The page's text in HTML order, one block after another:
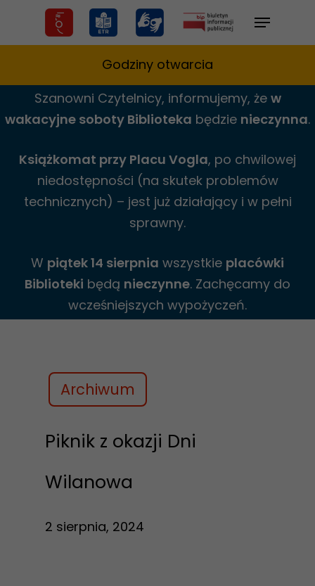
Menu
Godziny otwarcia
Szanowni Czytelnicy, informujemy, że w
wakacyjne soboty Biblioteka będzie nieczynna.
Książkomat przy Placu Vogla, po chwilowej
niedostępności (na skutek problemów
technicznych) – jest już działający i w pełni
sprawny.
W piątek 14 sierpnia wszystkie placówki
Biblioteki będą nieczynne. Zachęcamy do
wcześniejszych wypożyczeń.
Archiwum
Piknik z okazji Dni
Wilanowa
2 sierpnia, 2024